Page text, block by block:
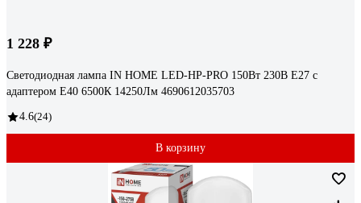
1 228 ₽
Светодиодная лампа IN HOME LED-HP-PRO 150Вт 230В E27 с
адаптером Е40 6500К 14250Лм 4690612035703
4.6(24)
В корзину